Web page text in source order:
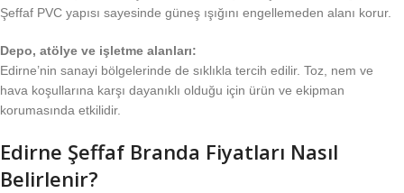
Şeffaf PVC yapısı sayesinde güneş ışığını engellemeden alanı korur.
Depo, atölye ve işletme alanları:
Edirne’nin sanayi bölgelerinde de sıklıkla tercih edilir. Toz, nem ve
hava koşullarına karşı dayanıklı olduğu için ürün ve ekipman
korumasında etkilidir.
Edirne Şeffaf Branda Fiyatları Nasıl
Belirlenir?